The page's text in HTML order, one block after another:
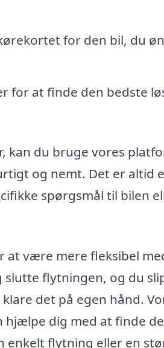
for den bil, du
for at finde den bedste
kan du bruge vores
og nemt. Det er altid
spørgsmål til bilen
at være mere fleksibel
slutte flytningen, og du
det på egen hånd.
hjælpe dig med at finde
enkelt flytning eller en